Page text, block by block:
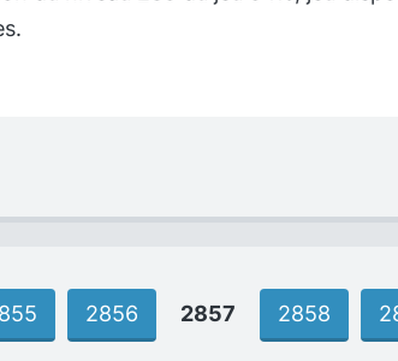
2856 2857 2858